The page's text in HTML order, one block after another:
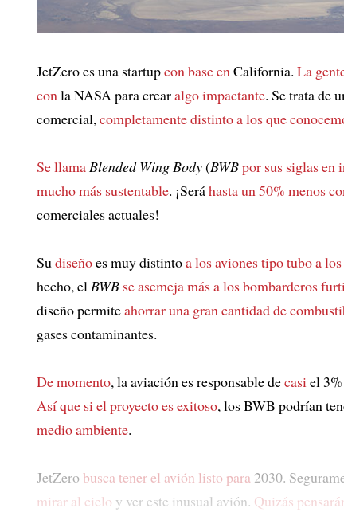
JetZero es una startupcon base en California. La
con la NASA para crearalgo impactante. Se trata de
comercial, completamente distinto a los que
Se llama Blended Wing Body(BWBpor sus siglas en
mucho más sustentable. ¡Seráhasta un 50% menos
comerciales actuales!
Su diseñoes muy distintoa los aviones tipo tubo a
hecho, el BWB se asemeja más a los bombarderos
diseño permiteahorrar una gran cantidad de
gases contaminantes.
De momento, la aviación es responsable decasi el
Así que si el proyecto es exitoso, los BWB podrían
medio ambiente.
JetZerobusca tener el avión listo para 2030.
mirar al cielo y ver este inusual avión. Quizás